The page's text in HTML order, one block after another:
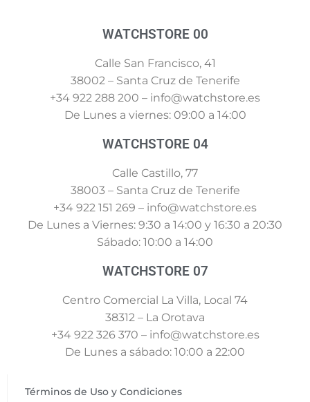
WATCHSTORE 00
Calle San Francisco, 41
38002 – Santa Cruz de Tenerife
+34 922 288 200 – info@watchstore.es
De Lunes a viernes: 09:00 a 14:00
WATCHSTORE 04
Calle Castillo, 77
38003 – Santa Cruz de Tenerife
+34 922 151 269 – info@watchstore.es
De Lunes a Viernes: 9:30 a 14:00 y 16:30 a 20:30
Sábado: 10:00 a 14:00
WATCHSTORE 07
Centro Comercial La Villa, Local 74
38312 – La Orotava
+34 922 326 370 – info@watchstore.es
De Lunes a sábado: 10:00 a 22:00
Términos de Uso y Condiciones